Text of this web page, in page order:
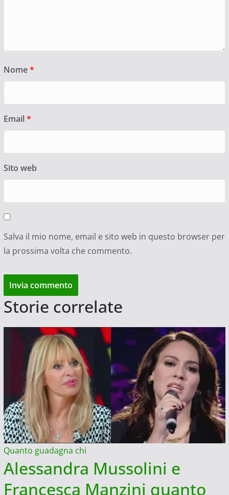
Nome*
Email *
Sito web
Salva il mio nome, email e sito web in questo browser per
la prossima volta che commento.
Storie correlate
Quanto guadagna chi
Alessandra Mussolini e
Francesca Manzini quanto